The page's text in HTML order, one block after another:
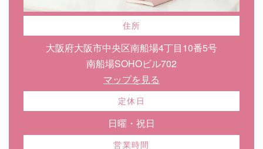
住所
大阪府大阪市中央区南船場4丁目10番5号
南船場SOHOビル702
マップを見る
定休日
日曜・祝日
営業時間